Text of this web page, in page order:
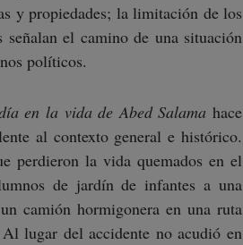
y propiedades; la limitación de los
señalan el camino de una situación
políticos.
en la vida de Abed Salama hace
al contexto general e histórico.
perdieron la vida quemados en el
de jardín de infantes a una
camión hormigonera en una ruta
lugar del accidente no acudió en